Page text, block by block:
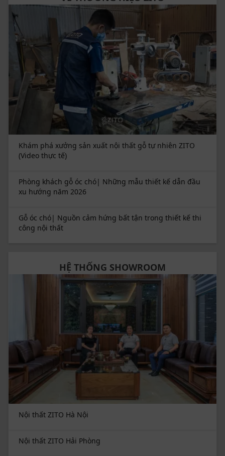
Thời gian giao hàng: Tối đa 5 ngày với sản phẩm có
sẵn và 7 - 10 với sản phẩm đặt riêng
Chính sách giao hàng: Miễn phí nội thành, hỗ trợ
50% phí giao hàng toàn quốc.
Khám phá xưởng sản xuất nội thất gỗ tự nhiên ZITO
(Video thực tế)
Phòng khách gỗ óc chó| Những mẫu thiết kế dẫn đầu
xu hướng năm 2026
Gỗ óc chó| Nguồn cảm hứng bất tận trong thiết kế thi
công nội thất
HỆ THỐNG SHOWROOM
Nội thất ZITO Hà Nội
Nội thất ZITO Hải Phòng